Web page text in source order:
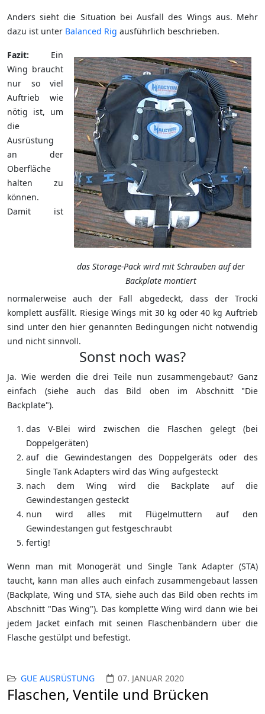
Anders sieht die Situation bei Ausfall des Wings aus. Mehr
dazu ist unter Balanced Rig ausführlich beschrieben.
das Storage-Pack wird mit Schrauben auf der
Backplate montiert
Fazit: Ein
Wing braucht
nur so viel
Auftrieb wie
nötig ist, um
die
Ausrüstung
an der
Oberfläche
halten zu
können.
Damit ist
normalerweise auch der Fall abgedeckt, dass der Trocki
komplett ausfällt. Riesige Wings mit 30 kg oder 40 kg Auftrieb
sind unter den hier genannten Bedingungen nicht notwendig
und nicht sinnvoll.
Sonst noch was?
Ja. Wie werden die drei Teile nun zusammengebaut? Ganz
einfach (siehe auch das Bild oben im Abschnitt "Die
Backplate").
das V-Blei wird zwischen die Flaschen gelegt (bei
Doppelgeräten)
auf die Gewindestangen des Doppelgeräts oder des
Single Tank Adapters wird das Wing aufgesteckt
nach dem Wing wird die Backplate auf die
Gewindestangen gesteckt
nun wird alles mit Flügelmuttern auf den
Gewindestangen gut festgeschraubt
fertig!
Wenn man mit Monogerät und Single Tank Adapter (STA)
taucht, kann man alles auch einfach zusammengebaut lassen
(Backplate, Wing und STA, siehe auch das Bild oben rechts im
Abschnitt "Das Wing"). Das komplette Wing wird dann wie bei
jedem Jacket einfach mit seinen Flaschenbändern über die
Flasche gestülpt und befestigt.
GUE AUSRÜSTUNG 07. JANUAR 2020
Flaschen, Ventile und Brücken